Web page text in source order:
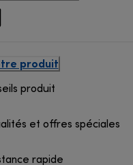
produit
produit
et offres spéciales
rapide